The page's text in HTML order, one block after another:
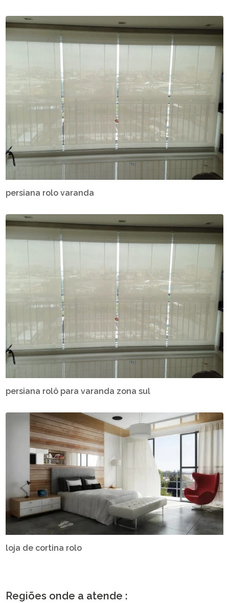
persiana rolo varanda
persiana rolô para varanda zona sul
loja de cortina rolo
Regiões onde a atende :